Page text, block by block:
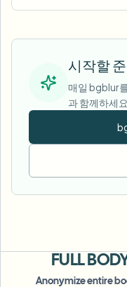
시작할
매일 bgblur
과 함께하세요.
FULL
Anonymize entire